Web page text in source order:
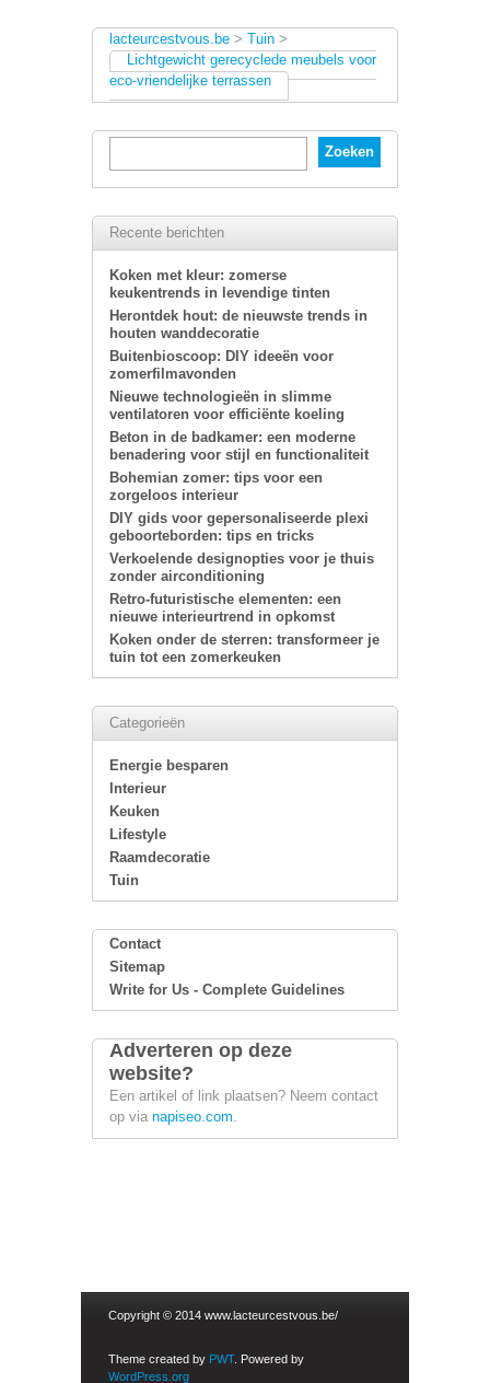
lacteurcestvous.be > Tuin >
Lichtgewicht gerecyclede meubels voor
eco-vriendelijke terrassen
Recente berichten
Koken met kleur: zomerse
keukentrends in levendige tinten
Herontdek hout: de nieuwste trends in
houten wanddecoratie
Buitenbioscoop: DIY ideeën voor
zomerfilmavonden
Nieuwe technologieën in slimme
ventilatoren voor efficiënte koeling
Beton in de badkamer: een moderne
benadering voor stijl en functionaliteit
Bohemian zomer: tips voor een
zorgeloos interieur
DIY gids voor gepersonaliseerde plexi
geboorteborden: tips en tricks
Verkoelende designopties voor je thuis
zonder airconditioning
Retro-futuristische elementen: een
nieuwe interieurtrend in opkomst
Koken onder de sterren: transformeer je
tuin tot een zomerkeuken
Categorieën
Energie besparen
Interieur
Keuken
Lifestyle
Raamdecoratie
Tuin
Contact
Sitemap
Write for Us - Complete Guidelines
Adverteren op deze
website?
Een artikel of link plaatsen? Neem contact
op via napiseo.com.
Copyright © 2014 www.lacteurcestvous.be/
Theme created by PWT. Powered by
WordPress.org